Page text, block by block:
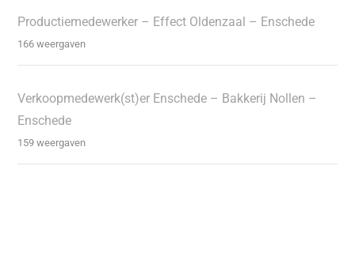
Productiemedewerker – Effect Oldenzaal – Enschede
166 weergaven
Verkoopmedewerk(st)er Enschede – Bakkerij Nollen –
Enschede
159 weergaven